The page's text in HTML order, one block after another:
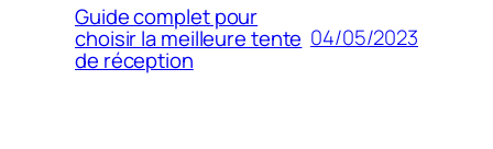
Guide complet pour
choisir la meilleure tente
de réception
04/05/2023